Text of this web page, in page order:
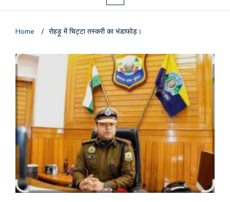
Home / रोहड़ू में चिट्टा तस्करी का भंडाफोड़।